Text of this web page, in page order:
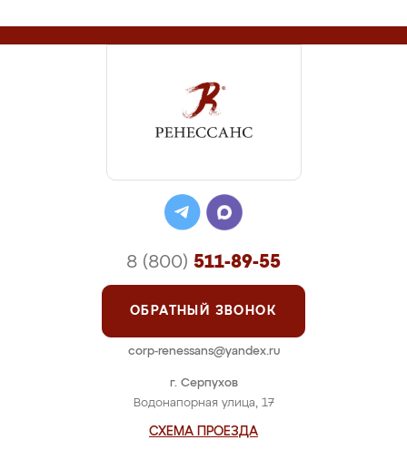
г. Серпухов
Водонапорная улица, 17
СХЕМА ПРОЕЗДА
8 (800) 511-89-55
ОБРАТНЫЙ ЗВОНОК
corp-renessans@yandex.ru